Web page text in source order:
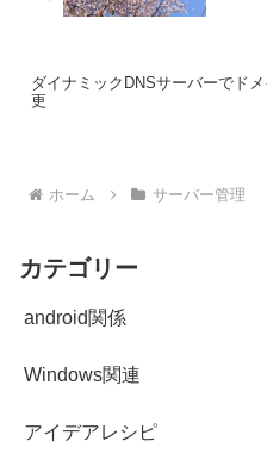
ダイナミックDNSサーバーでド
更
ホーム サーバー管理
カテゴリー
android関係
Windows関連
アイデアレシピ